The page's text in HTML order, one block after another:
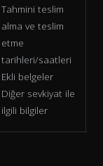
Tahmini teslim
alma ve teslim
etme
tarihleri/saatleri
Ekli belgeler
Diğer sevkiyat ile
ilgili bilgiler